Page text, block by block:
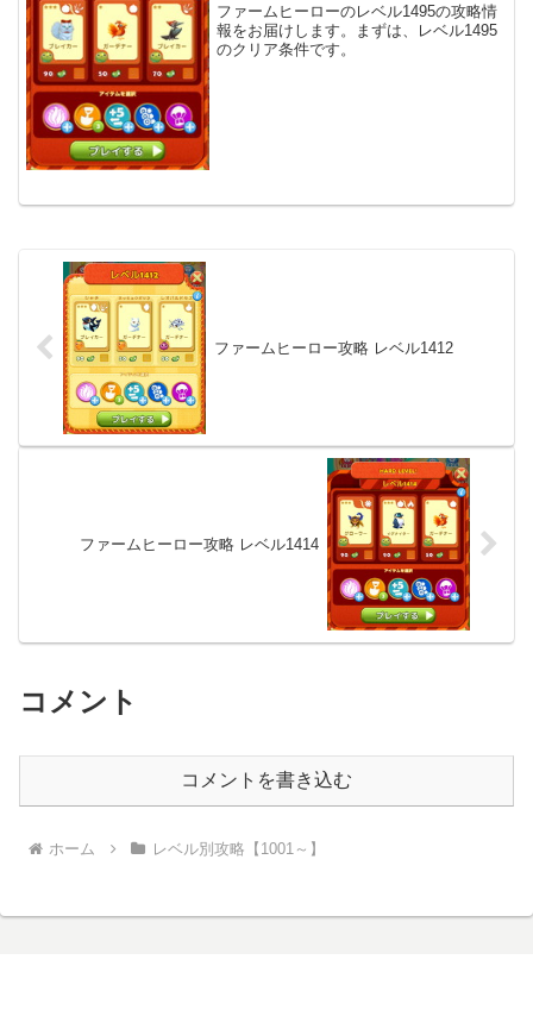
ファームヒーローのレベル1495の攻略情
報をお届けします。まずは、レベル1495
のクリア条件です。
ファームヒーロー攻略 レベル1412
ファームヒーロー攻略 レベル1414
コメント
コメントを書き込む
ホーム レベル別攻略【1001～】